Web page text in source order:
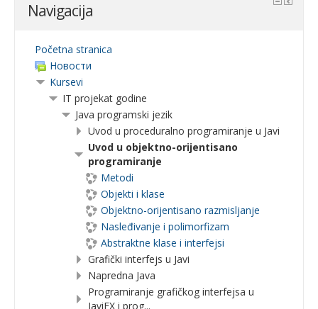
Navigacija
Početna stranica
Новости
Kursevi
IT projekat godine
Java programski jezik
Uvod u proceduralno programiranje u Javi
Uvod u objektno-orijentisano
programiranje
Metodi
Objekti i klase
Objektno-orijentisano razmisljanje
Nasleđivanje i polimorfizam
Abstraktne klase i interfejsi
Grafički interfejs u Javi
Napredna Java
Programiranje grafičkog interfejsa u
JaviFX i prog...